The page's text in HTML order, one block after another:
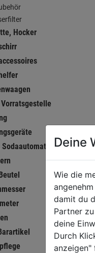
Hocker
Siphone
Deine
Wie die
damit du
Partner
deine
Durch
anzeigen"